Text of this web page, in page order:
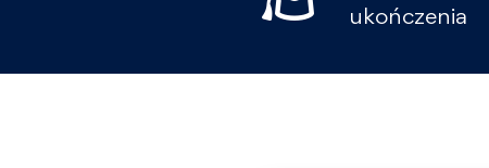
ukończenia